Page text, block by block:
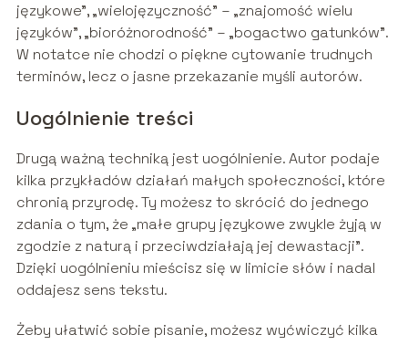
językowe”, „wielojęzyczność” – „znajomość wielu
języków”, „bioróżnorodność” – „bogactwo gatunków”.
W notatce nie chodzi o piękne cytowanie trudnych
terminów, lecz o jasne przekazanie myśli autorów.
Uogólnienie treści
Drugą ważną techniką jest uogólnienie. Autor podaje
kilka przykładów działań małych społeczności, które
chronią przyrodę. Ty możesz to skrócić do jednego
zdania o tym, że „małe grupy językowe zwykle żyją w
zgodzie z naturą i przeciwdziałają jej dewastacji”.
Dzięki uogólnieniu mieścisz się w limicie słów i nadal
oddajesz sens tekstu.
Żeby ułatwić sobie pisanie, możesz wyćwiczyć kilka